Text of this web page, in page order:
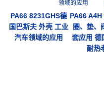
PA66 8231GHS德
国巴斯夫 外壳 工业
汽车领域的应用
PA66
圈、垫、
套应用 德
耐热